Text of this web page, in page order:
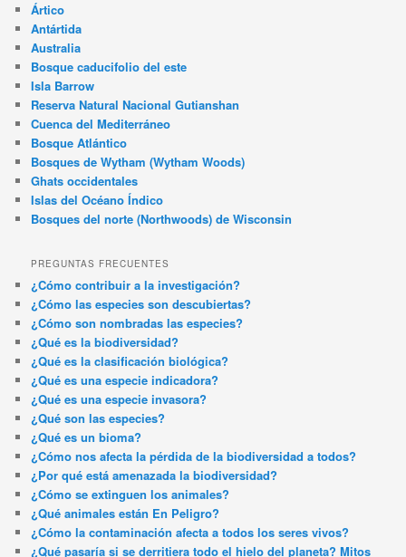
Ártico
Antártida
Australia
Bosque caducifolio del este
Isla Barrow
Reserva Natural Nacional Gutianshan
Cuenca del Mediterráneo
Bosque Atlántico
Bosques de Wytham (Wytham Woods)
Ghats occidentales
Islas del Océano Índico
Bosques del norte (Northwoods) de Wisconsin
PREGUNTAS FRECUENTES
¿Cómo contribuir a la investigación?
¿Cómo las especies son descubiertas?
¿Cómo son nombradas las especies?
¿Qué es la biodiversidad?
¿Qué es la clasificación biológica?
¿Qué es una especie indicadora?
¿Qué es una especie invasora?
¿Qué son las especies?
¿Qué es un bioma?
¿Cómo nos afecta la pérdida de la biodiversidad a todos?
¿Por qué está amenazada la biodiversidad?
¿Cómo se extinguen los animales?
¿Qué animales están En Peligro?
¿Cómo la contaminación afecta a todos los seres vivos?
¿Qué pasaría si se derritiera todo el hielo del planeta? Mitos